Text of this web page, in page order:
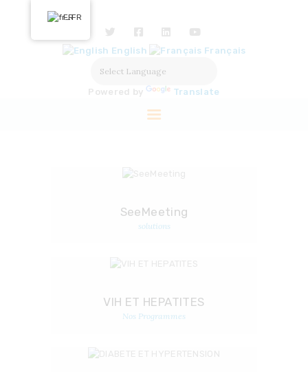
English Français
Powered by Translate
ACCUEIL
NOUS DÉCOUVRIR
NOS ACTIONS
SeeMeeting
solutions
VIH ET HEPATITES
Nos Programmes
FR